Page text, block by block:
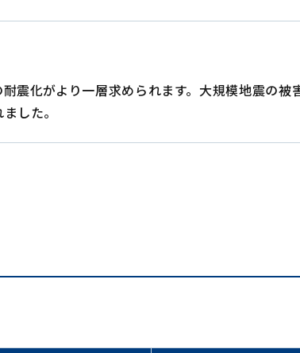
震化がより一層求められます。大規模地震の被
した。